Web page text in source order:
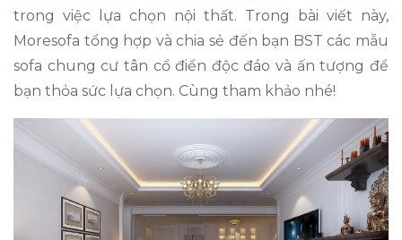
trong việc lựa chọn nội thất. Trong bài viết này,
Moresofa tổng hợp và chia sẻ đến bạn BST các mẫu
sofa chung cư tân cổ điển độc đáo và ấn tượng để
bạn thỏa sức lựa chọn. Cùng tham khảo nhé!